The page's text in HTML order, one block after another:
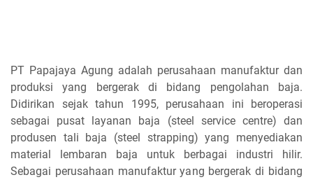
PT Papajaya Agung adalah perusahaan manufaktur dan
produksi yang bergerak di bidang pengolahan baja.
Didirikan sejak tahun 1995, perusahaan ini beroperasi
sebagai pusat layanan baja (steel service centre) dan
produsen tali baja (steel strapping) yang menyediakan
material lembaran baja untuk berbagai industri hilir.
Sebagai perusahaan manufaktur yang bergerak di bidang